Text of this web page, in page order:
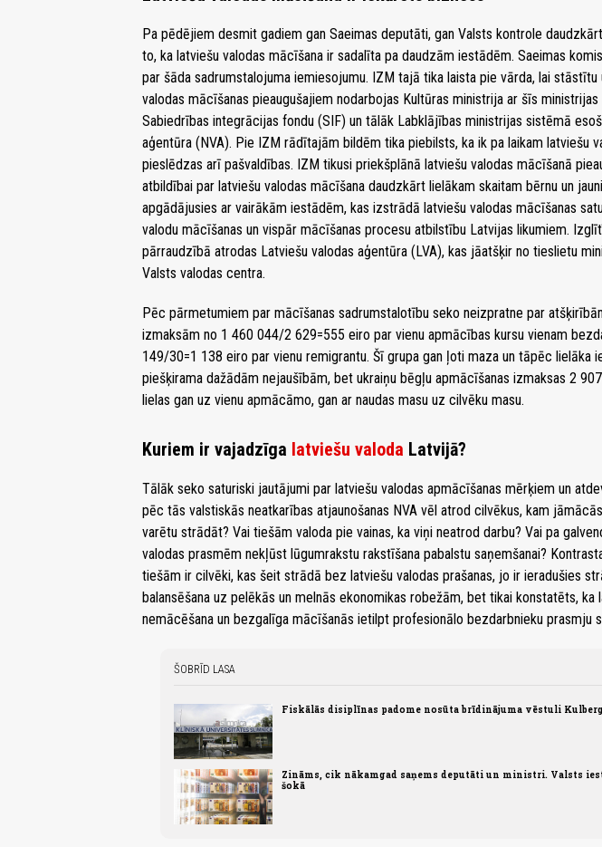
Pa pēdējiem desmit gadiem gan Saeimas deputāti, gan Valsts kontrole
to, ka latviešu valodas mācīšana ir sadalīta pa daudzām iestādēm. Saeimas
par šāda sadrumstalojuma iemiesojumu. IZM tajā tika laista pie vārda, lai
valodas mācīšanas pieaugušajiem nodarbojas Kultūras ministrija ar šīs
Sabiedrības integrācijas fondu (SIF) un tālāk Labklājības ministrijas sistēmā
aģentūra (NVA). Pie IZM rādītajām bildēm tika piebilsts, ka ik pa laikam latviešu
pieslēdzas arī pašvaldības. IZM tikusi priekšplānā latviešu valodas mācīšanā
atbildībai par latviešu valodas mācīšana daudzkārt lielākam skaitam bērnu un
apgādājusies ar vairākām iestādēm, kas izstrādā latviešu valodas mācīšanas
valodu mācīšanas un vispār mācīšanas procesu atbilstību Latvijas likumiem.
pārraudzībā atrodas Latviešu valodas aģentūra (LVA), kas jāatšķir no tieslietu
Valsts valodas centra.
Pēc pārmetumiem par mācīšanas sadrumstalotību seko neizpratne par
izmaksām no 1 460 044/2 629=555 eiro par vienu apmācības kursu vienam
149/30=1 138 eiro par vienu remigrantu. Šī grupa gan ļoti maza un tāpēc lielāka
piešķirama dažādām nejaušībām, bet ukraiņu bēgļu apmācīšanas izmaksas 2
lielas gan uz vienu apmācāmo, gan ar naudas masu uz cilvēku masu.
Kuriem ir vajadzīga latviešu valoda Latvijā?
Tālāk seko saturiski jautājumi par latviešu valodas apmācīšanas mērķiem un
pēc tās valstiskās neatkarības atjaunošanas NVA vēl atrod cilvēkus, kam
varētu strādāt? Vai tiešām valoda pie vainas, ka viņi neatrod darbu? Vai pa
valodas prasmēm nekļūst lūgumrakstu rakstīšana pabalstu saņemšanai?
tiešām ir cilvēki, kas šeit strādā bez latviešu valodas prašanas, jo ir ieradušies
balansēšana uz pelēkās un melnās ekonomikas robežām, bet tikai konstatēts, ka
nemācēšana un bezgalīga mācīšanās ietilpt profesionālo bezdarbnieku prasmju
ŠOBRĪD LASA
Fiskālās disiplīnas padome nosūta brīdinājuma vēstuli
Zināms, cik nākamgad saņems deputāti un ministri. Valsts
šokā